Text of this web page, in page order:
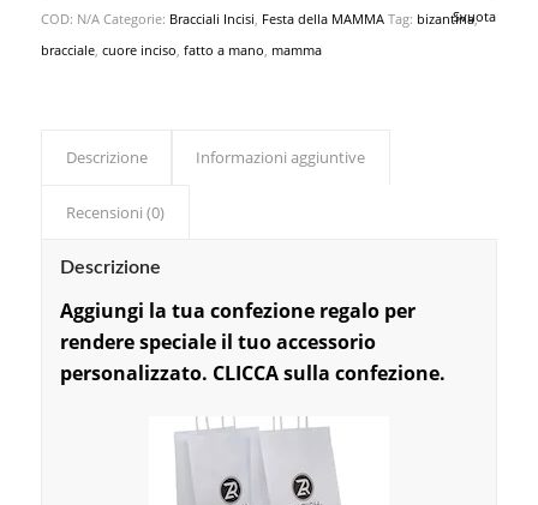
Svuota
COD: N/A Categorie: Bracciali Incisi, Festa della MAMMA Tag: bizantina,
bracciale, cuore inciso, fatto a mano, mamma
Descrizione Informazioni aggiuntive
Recensioni (0)
Descrizione
Aggiungi la tua confezione regalo per
rendere speciale il tuo accessorio
personalizzato. CLICCA sulla confezione.